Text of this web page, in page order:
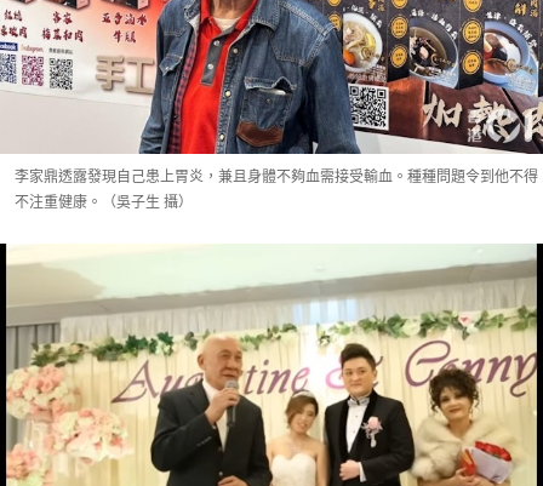
李家鼎透露發現自己患上胃炎，兼且身體不夠血需接受輸血。種種問題令到他不得
不注重健康。（吳子生 攝）